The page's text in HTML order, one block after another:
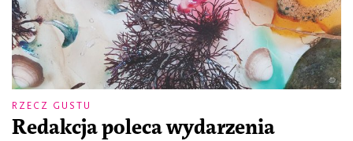
RZECZ GUSTU
Redakcja poleca wydarzenia